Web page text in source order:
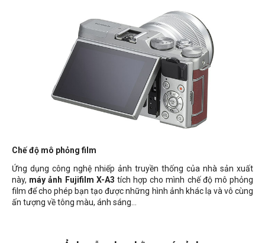
Chế độ mô phỏng film
Ứng dụng công nghệ nhiếp ảnh truyền thống của nhà sản xuất
này, máy ảnh Fujifilm X-A3 tích hợp cho mình chế độ mô phỏng
film để cho phép bạn tạo được những hình ảnh khác lạ và vô cùng
ấn tượng về tông màu, ánh sáng...